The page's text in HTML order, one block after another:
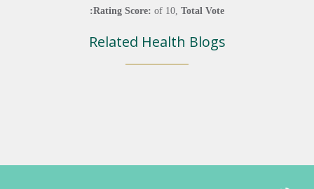
Rating Score: of 10, Total Vote:
Related Health Blogs